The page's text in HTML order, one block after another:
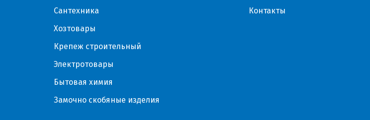
Сантехника
Хозтовары
Крепеж строительный
Электротовары
Бытовая химия
Замочно скобяные изделия
Контакты